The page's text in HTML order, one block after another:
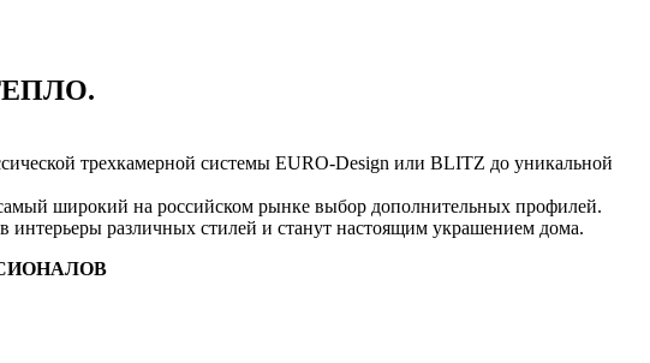
трехкамерной системы EURO-Design или BLITZ до уникальной
широкий на российском рынке выбор дополнительных профилей.
различных стилей и станут настоящим украшением дома.